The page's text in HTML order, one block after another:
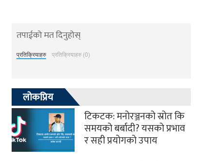
तपाईको मत दिनुहोस्
प्रतिक्रियाहरु प्रतिक्रियाहरु (0)
लोकप्रिय
टिकटक: मनोरञ्जनको स्रोत कि
समयको बर्बादी? यसको प्रभाव
र सही प्रयोगको उपाय